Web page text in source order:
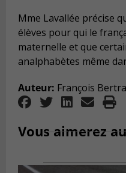
Mme Lavallée précise
élèves pour qui le
maternelle et que
analphabètes même
Auteur: François
Vous aimerez